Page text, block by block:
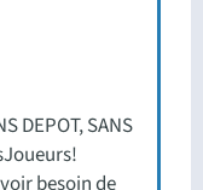
DEPOT, SANS
besoin de